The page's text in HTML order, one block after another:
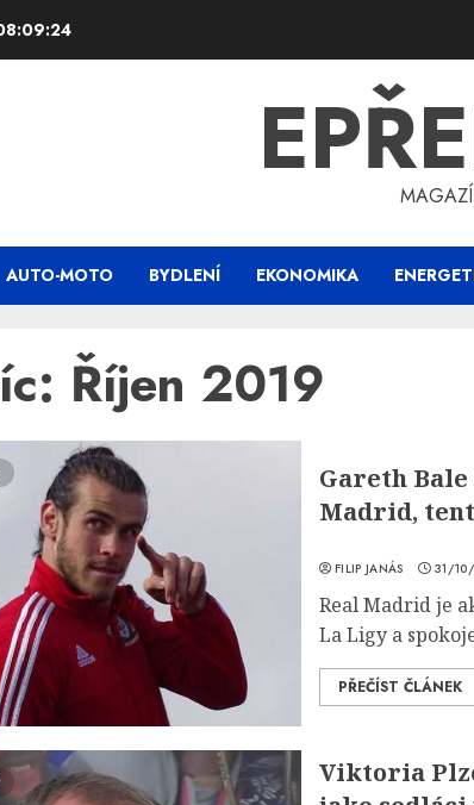
AUTO-MOTO BYDLENÍ EKONOMIKA
Říjen 2019
Gareth
Madrid,
FILIP JANÁS 31/
Real Madrid je
La Ligy a
PŘEČÍST ČLÁNEK
Viktoria